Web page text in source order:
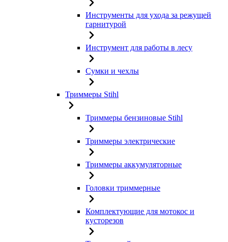
Инструменты для ухода за режущей
гарнитурой
Инструмент для работы в лесу
Сумки и чехлы
Триммеры Stihl
Триммеры бензиновые Stihl
Триммеры электрические
Триммеры аккумуляторные
Головки триммерные
Комплектующие для мотокос и
кусторезов